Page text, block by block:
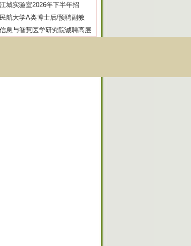
城实验室2026年下半年招
航大学A类博士后/预聘副教
息与智慧医学研究院诚聘高层